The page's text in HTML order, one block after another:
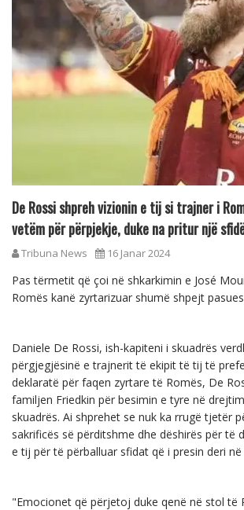
De Rossi shpreh vizionin e tij si trajner i
vetëm për përpjekje, duke na pritur një
Tribuna News 16 Janar 2024
Pas tërmetit që çoi në shkarkimin e José
Romës kanë zyrtarizuar shumë shpejt
Daniele De Rossi, ish-kapiteni i skuadrës
përgjegjësinë e trajnerit të ekipit të tij të
deklaratë për faqen zyrtare të Romës, De
familjen Friedkin për besimin e tyre në
skuadrës. Ai shprehet se nuk ka rrugë tjetër
sakrificës së përditshme dhe dëshirës për të
e tij për të përballuar sfidat që i presin deri
"Emocionet që përjetoj duke qenë në stol të